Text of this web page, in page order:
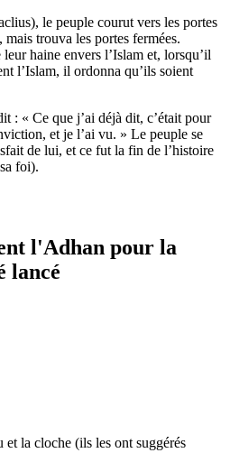
le peuple courut vers les portes
trouva les portes fermées.
haine envers l’Islam et, lorsqu’il
l’Islam, il ordonna qu’ils soient
: « Ce que j’ai déjà dit, c’était pour
et je l’ai vu. » Le peuple se
de lui, et ce fut la fin de l’histoire
foi).
l'Adhan pour la
lancé
la cloche (ils les ont suggérés